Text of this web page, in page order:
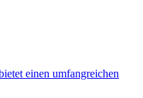
einen umfangreichen